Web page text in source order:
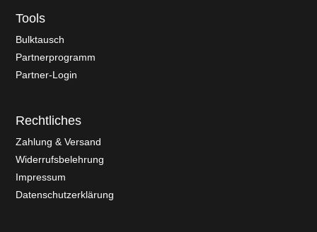
Tools
Bulktausch
Partnerprogramm
Partner-Login
Rechtliches
Zahlung & Versand
Widerrufsbelehrung
Impressum
Datenschutzerklärung